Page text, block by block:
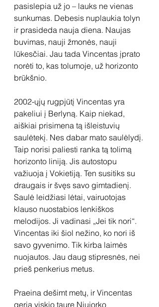
pasislepia už jo – lauks ne vienas
sunkumas. Debesis nuplaukia tolyn
ir prasideda nauja diena. Naujas
buvimas, nauji žmonės, nauji
lūkesčiai. Jau tada Vincentas įprato
norėti to, kas tolumoje, už horizonto
brūkšnio.
2002-ųjų rugpjūtį Vincentas yra
pakeliui į Berlyną. Kaip niekad,
aiškiai prisimena tą išleistuvių
saulėtekį. Nes dabar mato saulėlydį.
Taip norisi paliesti ranka tą tolimą
horizonto liniją. Jis autostopu
važiuoja į Vokietiją. Ten susitiks su
draugais ir švęs savo gimtadienį.
Saulė leidžiasi lėtai, vairuotojas
klauso nuostabios lenkiškos
melodijos. Ji vadinasi „Jei tik nori“.
Vincentas iki šiol nežino, ko nori iš
savo gyvenimo. Tik kirba laimės
nuojautos. Jau daug stipresnės, nei
prieš penkerius metus.
Praeina dešimt metų, ir Vincentas
geria viskio taurę Niujorko